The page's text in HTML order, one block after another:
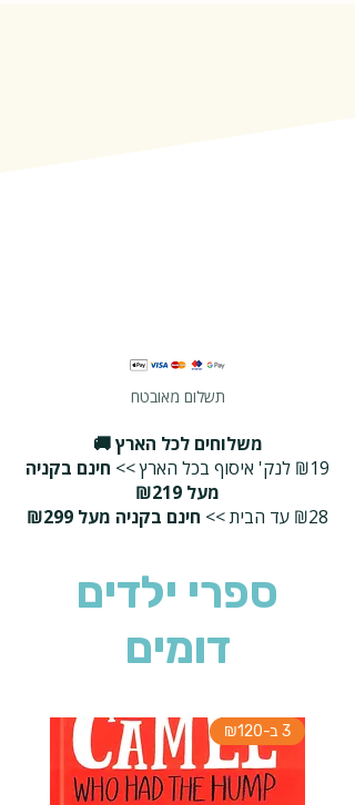
תשלום מאובטח
משלוחים לכל הארץ 🚚
₪19 לנק' איסוף בכל הארץ >>
חינם בקניה
מעל ₪219
₪28 עד הבית >>
חינם בקניה מעל ₪299
ספרי ילדים
דומים
3 ב-₪120